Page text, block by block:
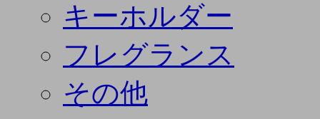
キーホルダー
フレグランス
その他